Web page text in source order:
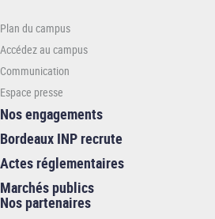
ENSMAC
Plan du campus
Accédez au campus
Communication
Espace presse
Nos engagements
Bordeaux INP recrute
Actes réglementaires
Marchés publics
Nos partenaires